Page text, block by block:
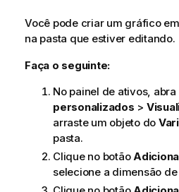
Você pode criar um gráfico
na pasta que estiver editando.
Faça o seguinte:
No painel de ativos, abra
personalizados >
arraste um objeto do
pasta.
Clique no botão
selecione a dimensão de